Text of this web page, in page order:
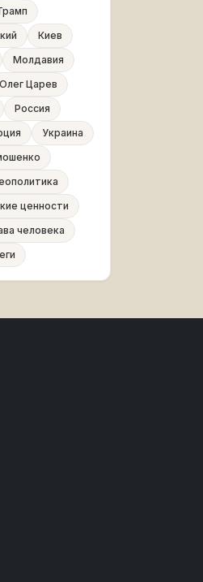
Киев
Молдавия
Олег Царев
Россия
Украина
ценности
человека